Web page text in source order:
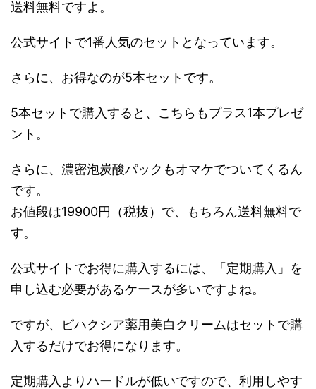
送料無料ですよ。
公式サイトで1番人気のセットとなっています。
さらに、お得なのが5本セットです。
5本セットで購入すると、こちらもプラス1本プレゼ
ント。
さらに、濃密泡炭酸パックもオマケでついてくるん
です。
お値段は19900円（税抜）で、もちろん送料無料で
す。
公式サイトでお得に購入するには、「定期購入」を
申し込む必要があるケースが多いですよね。
ですが、ビハクシア薬用美白クリームはセットで購
入するだけでお得になります。
定期購入よりハードルが低いですので、利用しやす